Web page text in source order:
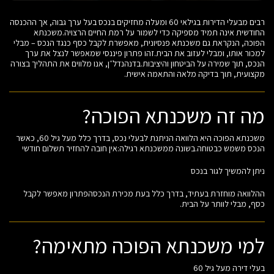
רבים מבעלי הדירות בגילאי 60 ומעלה מחזיקים בנכס בעל ערך גבוה, אך ההכנסה
החודשית אינה תמיד מספיקה כדי לשמור על רמת החיים הרצויה.משכנתא
הפוכה, הנקראת גם משכנתא פנסיונית, מאפשרת לקבל כסף כנגד הנכס – מבלי
למכור אותו, ומבלי לעזוב את הבית.זהו פתרון פיננסי שמאפשר לנצל את ערך
הנכס, תוך שמירה על הביטחון והיציבות.בדנהנדל״ן, אנו מלווים את התהליך בצורה
מקצועית, תוך בדיקה מלאה והתאמה אישית.
מה זה משכנתא הפוכה?
משכנתא הפוכה היא הלוואה הניתנת לבעלי נכס, בדרך כלל מעל גיל 60, כאשר
הנכס משמש כבטוחה.בשונה ממשכנתא רגילה:אין חובה להחזיר תשלום חודשי
ניתן להמשיך לגור בנכס
ההלוואה מוחזרת בעתיד, בדרך כלל בעת מכירת הנכסהפתרון מאפשר לקבל
כסף, מבלי לוותר על הבית.
למי משכנתא הפוכה מתאימה?
בעלי דירה מעל גיל 60